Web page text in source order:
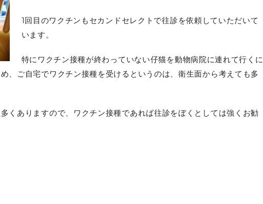
1回目のワクチンもセカンドセレクトで往診を依頼していただいて
います。
特にワクチン接種が終わっていない仔猫を動物病院に連れて行くに
、ご自宅でワクチン接種を受けるというのは、衛生面から考えても多
くありますので、ワクチン接種であれば往診をぼくとしては強くお勧